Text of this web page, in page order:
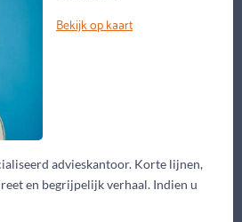
Bekijk op kaart
advieskantoor. Korte lijnen,
en begrijpelijk verhaal. Indien u